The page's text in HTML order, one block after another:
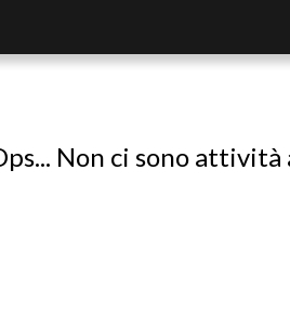
Non ci sono